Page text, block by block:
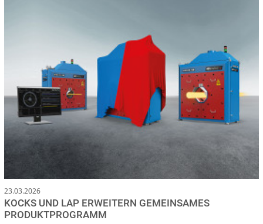
23.03.2026
KOCKS UND LAP ERWEITERN GEMEINSAMES
PRODUKTPROGRAMM